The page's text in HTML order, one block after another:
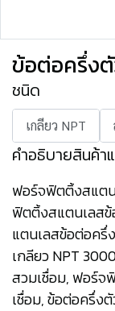
ข้อต่อครึ่ง
ชนิด
เกลียว NPT
คำอธิบายสินค้า
ฟอร์จฟิตติ้งสแต
ฟิตติ้งสแตนเลส
แตนเลสข้อต่อครึ่
เกลียว NPT
สวมเชื่อม, ฟอร์จ
เชื่อม, ข้อต่อครึ่ง